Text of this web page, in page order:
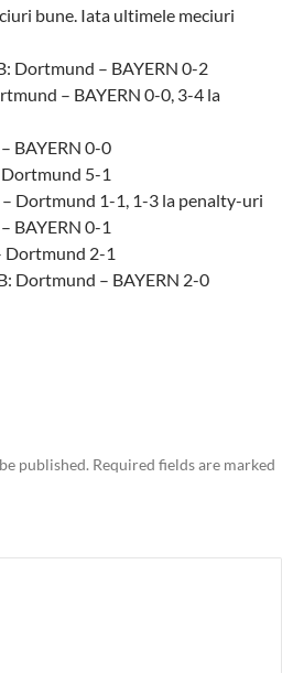
bune. Iata ultimele meciuri
Dortmund – BAYERN 0-2
– BAYERN 0-0, 3-4 la
BAYERN 0-0
Dortmund 5-1
– Dortmund 1-1, 1-3 la penalty-uri
BAYERN 0-1
Dortmund 2-1
Dortmund – BAYERN 2-0
published. Required fields are marked